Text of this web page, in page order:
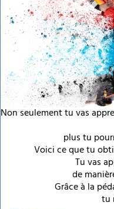
Non seulement tu vas
plus tu
Voici ce que tu
Tu vas
de
Grâce à la
tu